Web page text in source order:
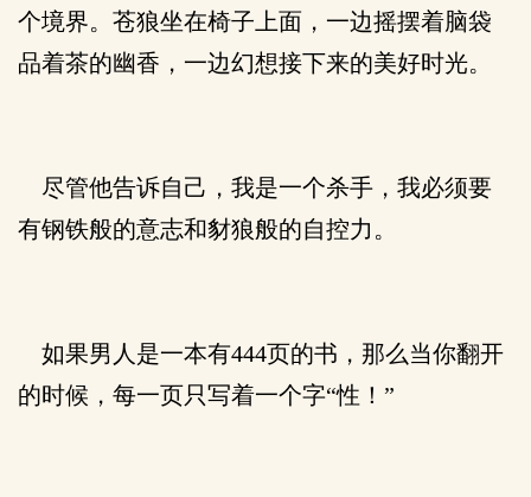
个境界。苍狼坐在椅子上面，一边摇摆着脑袋
品着茶的幽香，一边幻想接下来的美好时光。
尽管他告诉自己，我是一个杀手，我必须要
有钢铁般的意志和豺狼般的自控力。
如果男人是一本有444页的书，那么当你翻开
的时候，每一页只写着一个字“性！”